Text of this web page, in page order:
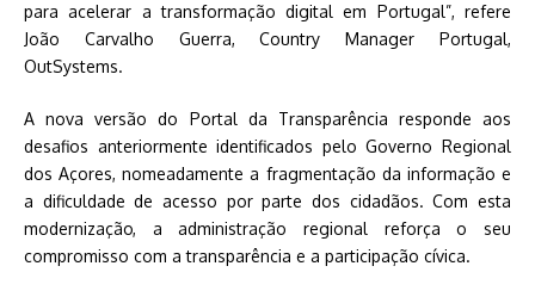
para acelerar a transformação digital em Portugal”, refere
João Carvalho Guerra, Country Manager Portugal,
OutSystems.
A nova versão do Portal da Transparência responde aos
desafios anteriormente identificados pelo Governo Regional
dos Açores, nomeadamente a fragmentação da informação e
a dificuldade de acesso por parte dos cidadãos. Com esta
modernização, a administração regional reforça o seu
compromisso com a transparência e a participação cívica.